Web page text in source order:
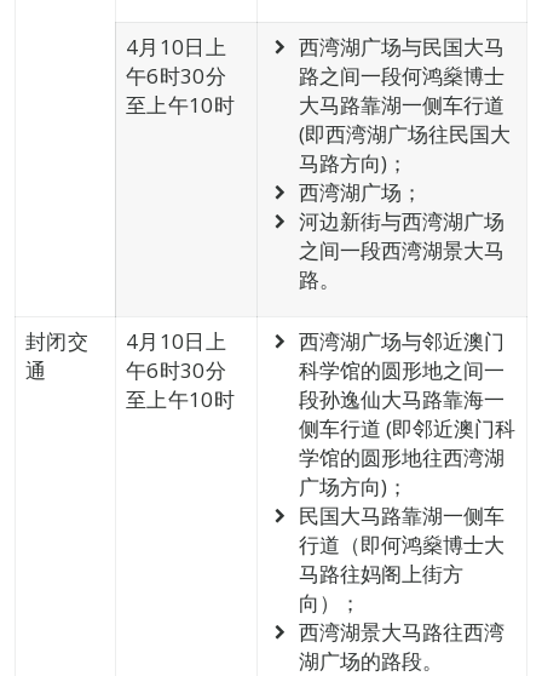
4月10日上
午6时30分
至上午10时
西湾湖广场与民国大马
路之间一段何鸿燊博士
大马路靠湖一侧车行道
(即西湾湖广场往民国大
马路方向)；
西湾湖广场；
河边新街与西湾湖广场
之间一段西湾湖景大马
路。
封闭交
通
4月10日上
午6时30分
至上午10时
西湾湖广场与邻近澳门
科学馆的圆形地之间一
段孙逸仙大马路靠海一
侧车行道 (即邻近澳门科
学馆的圆形地往西湾湖
广场方向)；
民国大马路靠湖一侧车
行道（即何鸿燊博士大
马路往妈阁上街方
向）；
西湾湖景大马路往西湾
湖广场的路段。